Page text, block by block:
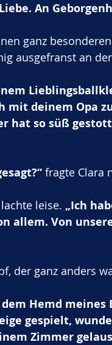
An
ganz
ausgefranst an
mit deinem Opa
hat so süß
fragte Clara
leise. „Ich
allem. Von
der ganz anders
Hemd
gespielt,
Zimmer